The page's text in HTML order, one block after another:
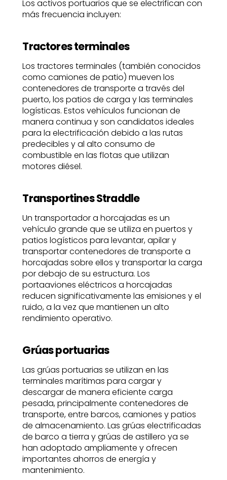
Los activos portuarios que se electrifican con
más frecuencia incluyen:
Tractores terminales
Los tractores terminales (también conocidos
como camiones de patio) mueven los
contenedores de transporte a través del
puerto, los patios de carga y las terminales
logísticas. Estos vehículos funcionan de
manera continua y son candidatos ideales
para la electrificación debido a las rutas
predecibles y al alto consumo de
combustible en las flotas que utilizan
motores diésel.
Transportines Straddle
Un transportador a horcajadas es un
vehículo grande que se utiliza en puertos y
patios logísticos para levantar, apilar y
transportar contenedores de transporte a
horcajadas sobre ellos y transportar la carga
por debajo de su estructura. Los
portaaviones eléctricos a horcajadas
reducen significativamente las emisiones y el
ruido, a la vez que mantienen un alto
rendimiento operativo.
Grúas portuarias
Las grúas portuarias se utilizan en las
terminales marítimas para cargar y
descargar de manera eficiente carga
pesada, principalmente contenedores de
transporte, entre barcos, camiones y patios
de almacenamiento. Las grúas electrificadas
de barco a tierra y grúas de astillero ya se
han adoptado ampliamente y ofrecen
importantes ahorros de energía y
mantenimiento.